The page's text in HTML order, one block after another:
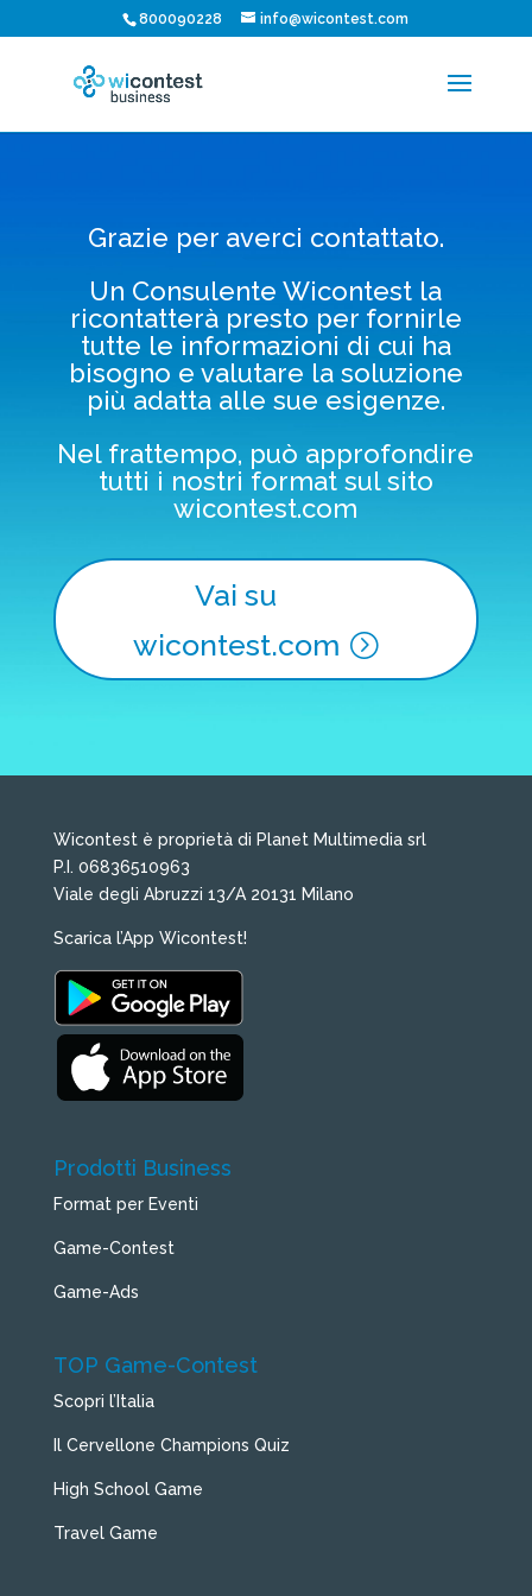
800090228 info@wicontest.com
Grazie per averci contattato.
Un Consulente Wicontest la
ricontatterà presto per fornirle
tutte le informazioni di cui ha
bisogno e valutare la soluzione
più adatta alle sue esigenze.
Nel frattempo, può approfondire
tutti i nostri format sul sito
wicontest.com
Vai su
wicontest.com
Wicontest è proprietà di Planet Multimedia srl
P.I. 06836510963
Viale degli Abruzzi 13/A 20131 Milano
Scarica l’App Wicontest!
Prodotti Business
Format per Eventi
Game-Contest
Game-Ads
TOP Game-Contest
Scopri l’Italia
Il Cervellone Champions Quiz
High School Game
Travel Game